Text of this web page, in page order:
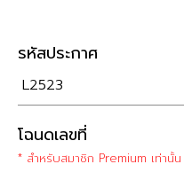
รหัสประกาศ
L2523
โฉนดเลขที่
* สำหรับสมาชิก Premium เท่านั้น